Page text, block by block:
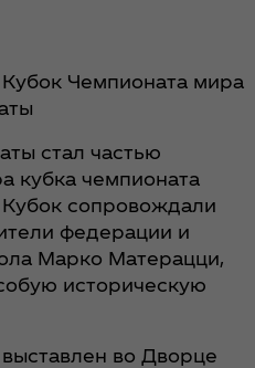
Чемпионата мира
стал частью
кубка чемпионата
сопровождали
федерации и
Марко Матерацци,
историческую
во Дворце